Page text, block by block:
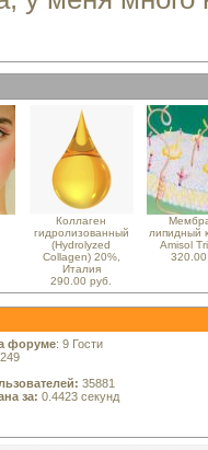
Коллаген
гидролизованный
(Hydrolyzed
Collagen) 20%,
Италия
290.00 руб.
липидный
Amisol
форуме: 9 Гости
35881
за: 0.4423 секунд